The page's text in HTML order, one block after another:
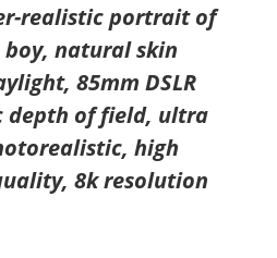
realistic portrait of
natural skin
85mm DSLR
depth of field, ultra
high
8k resolution